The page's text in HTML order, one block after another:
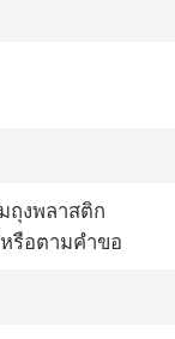
ถุงพลาสติก
รือตามคำขอ